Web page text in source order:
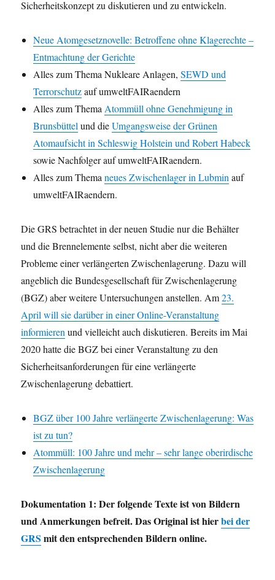
Sicherheitskonzept zu diskutieren und zu entwickeln.
Neue Atomgesetznovelle: Betroffene ohne Klagerechte –
Entmachtung der Gerichte
Alles zum Thema Nukleare Anlagen,SEWD und
Terrorschutzauf umweltFAIRaendern
Alles zum ThemaAtommüll ohne Genehmigung in
Brunsbüttelund dieUmgangsweise der Grünen
Atomaufsicht in Schleswig Holstein und Robert Habeck
sowie Nachfolger auf umweltFAIRaendern.
Alles zum Themaneues Zwischenlager in Lubminauf
umweltFAIRaendern.
Die GRS betrachtet in der neuen Studie nur die Behälter
und die Brennelemente selbst, nicht aber die weiteren
Probleme einer verlängerten Zwischenlagerung. Dazu will
angeblich die Bundesgesellschaft für Zwischenlagerung
(BGZ) aber weitere Untersuchungen anstellen. Am23.
April will sie darüber in einer Online-Veranstaltung
informierenund vielleicht auch diskutieren. Bereits im Mai
2020 hatte die BGZ bei einer Veranstaltung zu den
Sicherheitsanforderungen für eine verlängerte
Zwischenlagerung debattiert.
BGZ über 100 Jahre verlängerte Zwischenlagerung: Was
ist zu tun?
Atommüll: 100 Jahre und mehr – sehr lange oberirdische
Zwischenlagerung
Dokumentation 1: Der folgende Texte ist von Bildern
und Anmerkungen befreit. Das Original ist hierbei der
GRS mit den entsprechenden Bildern online.